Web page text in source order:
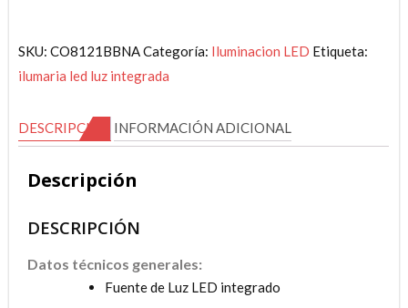
Led
Integrado
SUSPENDIDO
cantidad
SKU:CO8121BBNACategoría: Iluminacion LED Etiqueta:
ilumaria led luz integrada
DESCRIPCIÓN INFORMACIÓN ADICIONAL
Descripción
DESCRIPCIÓN
Datos técnicos generales:
Fuente de Luz LED integrado